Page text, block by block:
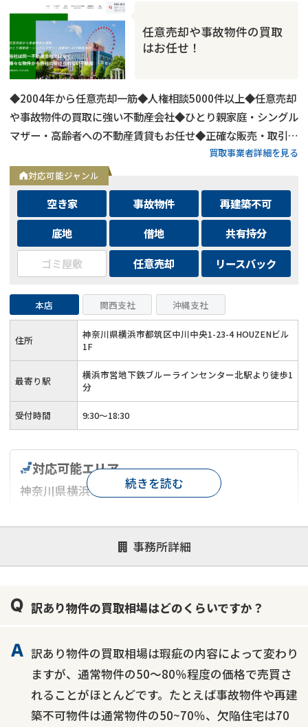
任意売却や事故物件の買取
はお任せ！
◆2004年から任意売却一筋◆人権相談5000件以上◆任意売却
や事故物件の買取に強い不動産会社◆ひとり親家庭・シングル
マザー・高齢者への不動産賃貸もお任せ◆正確な販売・取引価
格を提示できる東京カンテイ導入◆一般的な不動産会社が苦手
な不動産を積極的に取扱い
買取事業者詳細を見る
対応可能ジャンル
空き家 事故物件
再建築不可
底地
借地
共有持分
ゴミ屋敷
任意売却 リースバック
本店 関西支社 沖縄支社
住所
神奈川県横浜市都筑区中川中央1-23-4 HOUZENビル
1F
最寄り駅
横浜市営地下鉄ブルーラインセンター北駅より徒歩1
分
受付時間 9:30～18:30
事務所詳細
対応可能エリア
神奈川県横浜市
対応が親身 オンライン面談可能
レスポンスが早い
1億円以上の買取可
続きを読む
訳あり物件の買取相場はどのくらいですか？
訳あり物件の買取相場は瑕疵の内容によって変わり
ますが、通常物件の50～80％程度の価格で売買さ
れることがほとんどです。たとえば事故物件や再建
築不可物件は通常物件の50~70％、欠陥住宅は70